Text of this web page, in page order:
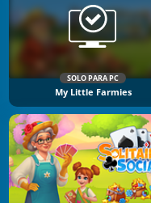
SOLO PARA PC
My Little Farmies